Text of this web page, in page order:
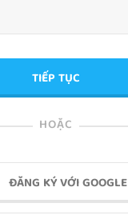
TIẾP TỤC
HOẶC
ĐĂNG KÝ VỚI GOOGLE